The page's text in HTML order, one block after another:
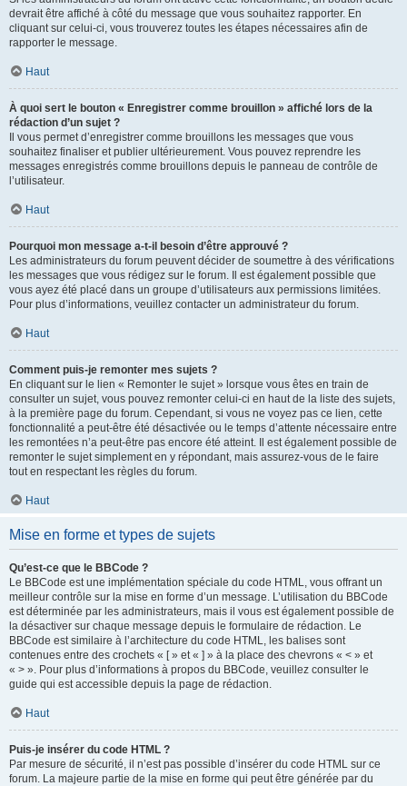
devrait être affiché à côté du message que vous souhaitez rapporter. En
cliquant sur celui-ci, vous trouverez toutes les étapes nécessaires afin de
rapporter le message.
Haut
À quoi sert le bouton « Enregistrer comme brouillon » affiché lors de la
rédaction d’un sujet ?
Il vous permet d’enregistrer comme brouillons les messages que vous
souhaitez finaliser et publier ultérieurement. Vous pouvez reprendre les
messages enregistrés comme brouillons depuis le panneau de contrôle de
l’utilisateur.
Haut
Pourquoi mon message a-t-il besoin d’être approuvé ?
Les administrateurs du forum peuvent décider de soumettre à des vérifications
les messages que vous rédigez sur le forum. Il est également possible que
vous ayez été placé dans un groupe d’utilisateurs aux permissions limitées.
Pour plus d’informations, veuillez contacter un administrateur du forum.
Haut
Comment puis-je remonter mes sujets ?
En cliquant sur le lien « Remonter le sujet » lorsque vous êtes en train de
consulter un sujet, vous pouvez remonter celui-ci en haut de la liste des sujets,
à la première page du forum. Cependant, si vous ne voyez pas ce lien, cette
fonctionnalité a peut-être été désactivée ou le temps d’attente nécessaire entre
les remontées n’a peut-être pas encore été atteint. Il est également possible de
remonter le sujet simplement en y répondant, mais assurez-vous de le faire
tout en respectant les règles du forum.
Haut
Mise en forme et types de sujets
Qu’est-ce que le BBCode ?
Le BBCode est une implémentation spéciale du code HTML, vous offrant un
meilleur contrôle sur la mise en forme d’un message. L’utilisation du BBCode
est déterminée par les administrateurs, mais il vous est également possible de
la désactiver sur chaque message depuis le formulaire de rédaction. Le
BBCode est similaire à l’architecture du code HTML, les balises sont
contenues entre des crochets « [ » et « ] » à la place des chevrons « < » et
« > ». Pour plus d’informations à propos du BBCode, veuillez consulter le
guide qui est accessible depuis la page de rédaction.
Haut
Puis-je insérer du code HTML ?
Par mesure de sécurité, il n’est pas possible d’insérer du code HTML sur ce
forum. La majeure partie de la mise en forme qui peut être générée par du